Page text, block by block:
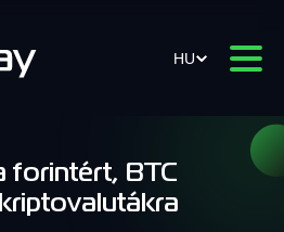
HU
forintért, BTC